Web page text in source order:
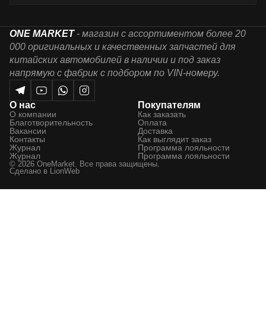
ONE MARKET - магазин с ассортиментом более 20
000 оригинальных и качественных запчастей для
китайских автомобилей в наличии и под заказ
напрямую с фабрик с подбором по VIN-номеру.
О нас
О компании
Благотворительность
Вакансии
Контакты
Журнал
Журнал
Покупателям
Как заказать
Оплата
Доставка
Как выглядит заказ
Программа лояльности
Программа лояльности
© 2026 OneMarket. Все права защищены.
Сделано в
LionWeb